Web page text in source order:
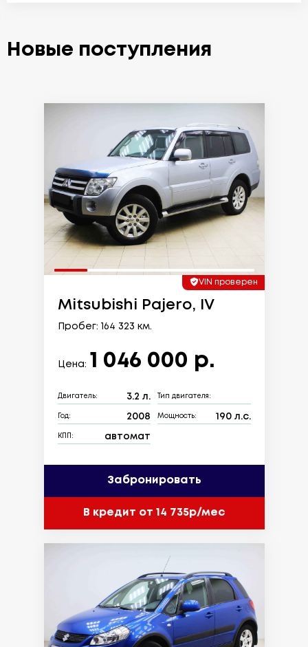
Новые поступления
VIN проверен
Mitsubishi Pajero, IV
Пробег: 164 323 км.
Цена: 1 046 000 р.
Двигатель: 3.2 л. Тип двигателя:
Год: 2008 Мощность: 190 л.с.
КПП: автомат
Забронировать
В кредит от 14 735р/мес